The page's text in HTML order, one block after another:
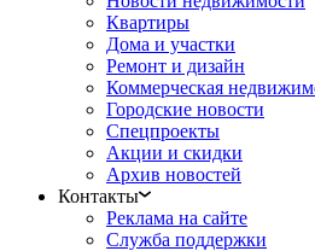
Квартиры
Дома и участки
Ремонт и дизайн
Коммерческая
Городские новости
Спецпроекты
Акции и скидки
Архив новостей
Контакты
Реклама на сайте
Служба поддержки